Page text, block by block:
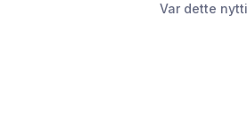
Var dette